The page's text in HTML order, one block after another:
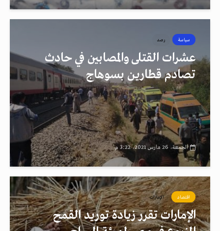
سياسة رصد
عشرات القتلى والمصابين في حادث
تصادم قطارين بسوهاج
الجمعة، 26 مارس 2021، 3:22 م
اقتصاد الإمارات
الإمارات تقرر زيادة توريد القمح